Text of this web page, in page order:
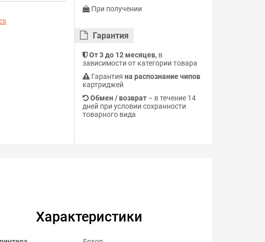
При получении
Гарантия
От 3 до 12 месяцев,в
зависимости от категории товара
Гарантия на распознание чипов
картриджей
Обмен / возврат– в течение 14
дней при условии сохранности
товарного вида
Характеристики